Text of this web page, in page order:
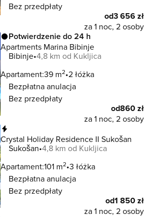
Bez przedpłaty
od3 656 zł
za 1 noc, 2 osoby
Potwierdzenie do 24 h
Apartments Marina Bibinje
Bibinje 4,8 km od Kukljica
Apartament:39 m2 2 łóżka
Bezpłatna anulacja
Bez przedpłaty
od860 zł
za 1 noc, 2 osoby
Crystal Holiday Residence II Sukošan
Sukošan 4,8 km od Kukljica
Apartament:101 m2 3 łóżka
Bezpłatna anulacja
Bez przedpłaty
od1 850 zł
za 1 noc, 2 osoby